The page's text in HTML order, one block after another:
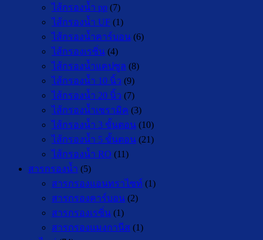
ไส้กรองน้ำ pp (7)
ไส้กรองน้ำ UF (1)
ไส้กรองน้ำคาร์บอน (6)
ไส้กรองเรซิ่น (4)
ไส้กรองน้ำแคปซูล (8)
ไส้กรองน้ำ 10 นิ้ว (9)
ไส้กรองน้ำ 20 นิ้ว (7)
ไส้กรองน้ำเซรามิค (3)
ไส้กรองน้ำ 3 ขั้นตอน (10)
ไส้กรองน้ำ 5 ขั้นตอน (21)
ไส้กรองน้ำ RO (11)
สารกรองน้ำ (5)
สารกรองแอนทราไซท์ (1)
สารกรองคาร์บอน (2)
สารกรองเรซิ่น (1)
สารกรองแมงกานีส (1)